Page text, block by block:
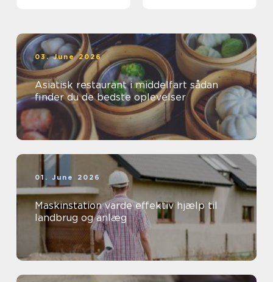
03. June 2026
Asiatisk restaurant i middelfart sådan
finder du de bedste oplevelser
01. June 2026
Maskinstation varde effektiv hjælp til
landbrug og anlæg